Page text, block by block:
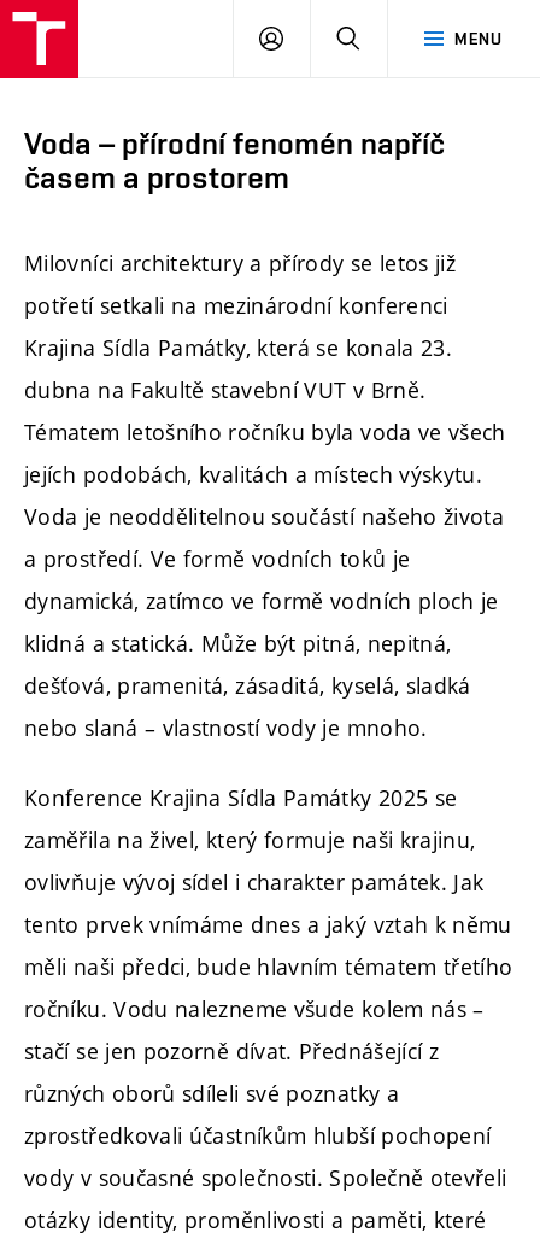
Brno
MENU
PŘIHLÁSIT
Voda – přírodní fenomén napříč
časem a prostorem
Milovníci architektury a přírody se letos již
potřetí setkali na mezinárodní konferenci
Krajina Sídla Památky, která se konala 23.
dubna na Fakultě stavební VUT v Brně.
Tématem letošního ročníku byla voda ve všech
jejích podobách, kvalitách a místech výskytu.
Voda je neoddělitelnou součástí našeho života
a prostředí. Ve formě vodních toků je
dynamická, zatímco ve formě vodních ploch je
klidná a statická. Může být pitná, nepitná,
dešťová, pramenitá, zásaditá, kyselá, sladká
nebo slaná – vlastností vody je mnoho.
Konference Krajina Sídla Památky 2025 se
zaměřila na živel, který formuje naši krajinu,
ovlivňuje vývoj sídel i charakter památek. Jak
tento prvek vnímáme dnes a jaký vztah k němu
měli naši předci, bude hlavním tématem třetího
ročníku. Vodu nalezneme všude kolem nás –
stačí se jen pozorně dívat. Přednášející z
různých oborů sdíleli své poznatky a
zprostředkovali účastníkům hlubší pochopení
vody v současné společnosti. Společně otevřeli
otázky identity, proměnlivosti a paměti, které